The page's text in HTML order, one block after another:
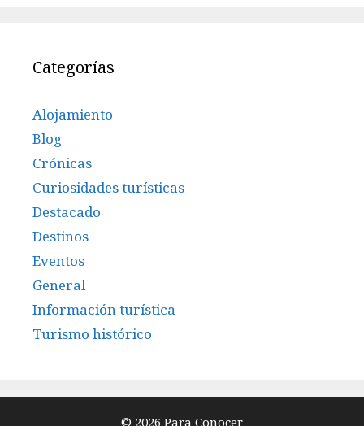
Categorías
Alojamiento
Blog
Crónicas
Curiosidades turísticas
Destacado
Destinos
Eventos
General
Información turística
Turismo histórico
© 2026 Para Conocer